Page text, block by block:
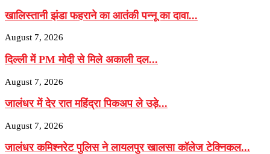
खालिस्तानी झंडा फहराने का आतंकी पन्नू का दावा...
August 7, 2026
दिल्ली में PM मोदी से मिले अकाली दल...
August 7, 2026
जालंधर में देर रात महिंद्रा पिकअप ले उड़े...
August 7, 2026
जालंधर कमिश्नरेट पुलिस ने लायलपुर खालसा कॉलेज टेक्निकल...